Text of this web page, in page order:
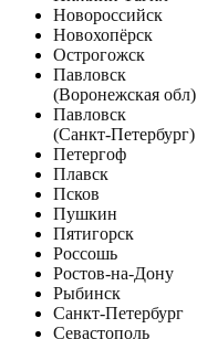
Новороссийск
Новохопёрск
Острогожск
Павловск
(Воронежская обл)
Павловск
(Санкт-Петербург)
Петергоф
Плавск
Псков
Пушкин
Пятигорск
Россошь
Ростов-на-Дону
Рыбинск
Санкт-Петербург
Севастополь